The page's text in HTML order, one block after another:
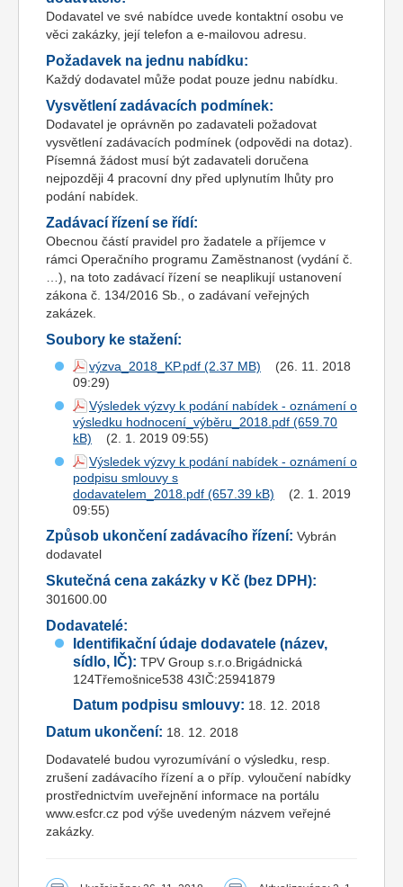
Dodavatel ve své nabídce uvede kontaktní osobu ve
věci zakázky, její telefon a e-mailovou adresu.
Požadavek na jednu nabídku:
Každý dodavatel může podat pouze jednu nabídku.
Vysvětlení zadávacích podmínek:
Dodavatel je oprávněn po zadavateli požadovat
vysvětlení zadávacích podmínek (odpovědi na dotaz).
Písemná žádost musí být zadavateli doručena
nejpozději 4 pracovní dny před uplynutím lhůty pro
podání nabídek.
Zadávací řízení se řídí:
Obecnou částí pravidel pro žadatele a příjemce v
rámci Operačního programu Zaměstnanost (vydání č.
…), na toto zadávací řízení se neaplikují ustanovení
zákona č. 134/2016 Sb., o zadávaní veřejných
zakázek.
Soubory ke stažení:
výzva_2018_KP.pdf
(26. 11. 2018
09:29)
Výsledek výzvy k podání nabídek - oznámení o
výsledku hodnocení_výběru_2018.pdf
(2. 1. 2019 09:55)
Výsledek výzvy k podání nabídek - oznámení o
podpisu smlouvy s
dodavatelem_2018.pdf
(2. 1. 2019
09:55)
Způsob ukončení zadávacího řízení: Vybrán
dodavatel
Skutečná cena zakázky v Kč (bez DPH):
301600.00
Dodavatelé:
Identifikační údaje dodavatele (název,
sídlo, IČ): TPV Group s.r.o.Brigádnická
124Třemošnice538 43IČ:25941879
Datum podpisu smlouvy: 18. 12. 2018
Datum ukončení: 18. 12. 2018
Dodavatelé budou vyrozumívání o výsledku, resp.
zrušení zadávacího řízení a o příp. vyloučení nabídky
prostřednictvím uveřejnění informace na portálu
www.esfcr.cz pod výše uvedeným názvem veřejné
zakázky.